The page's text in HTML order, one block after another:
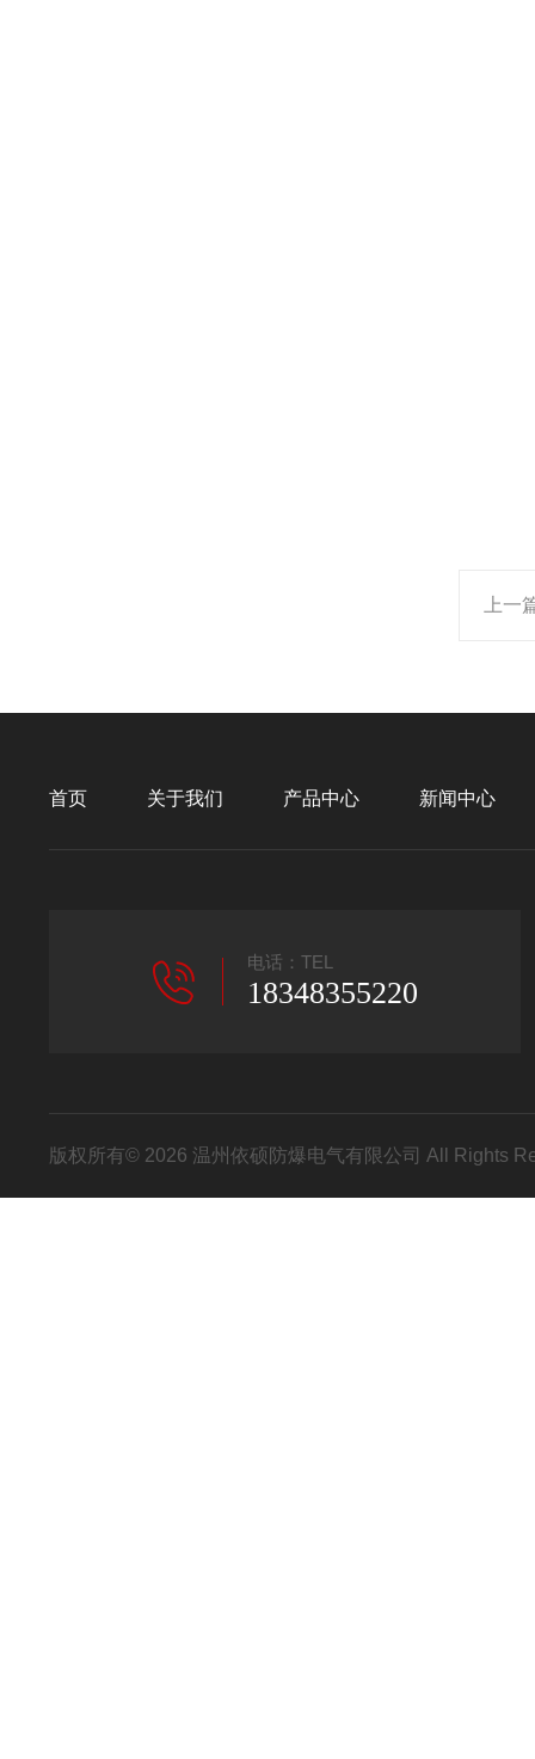
上一
首页 关于我们 产品中心 新闻中心
电话：TEL
18348355220
版权所有© 2026 温州依硕防爆电气有限公司 All Rights